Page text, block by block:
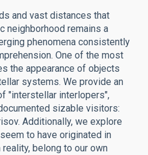
and vast distances that
neighborhood remains a
phenomena consistently
One of the most
the appearance of objects
systems. We provide an
"interstellar interlopers",
sizable visitors:
Additionally, we explore
to have originated in
belong to our own